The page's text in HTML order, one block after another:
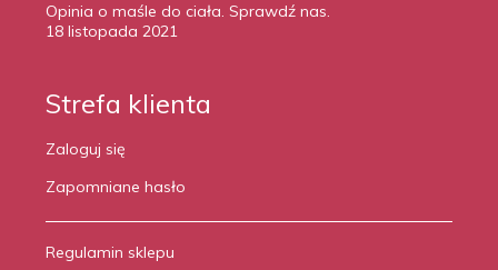
Opinia o maśle do ciała. Sprawdź nas.
18 listopada 2021
Strefa klienta
Zaloguj się
Zapomniane hasło
Regulamin sklepu